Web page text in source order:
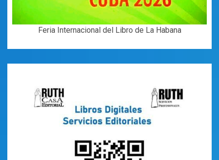
Feria Internacional del Libro de La Habana